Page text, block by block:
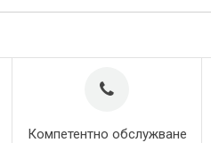
Компетентно обслужване